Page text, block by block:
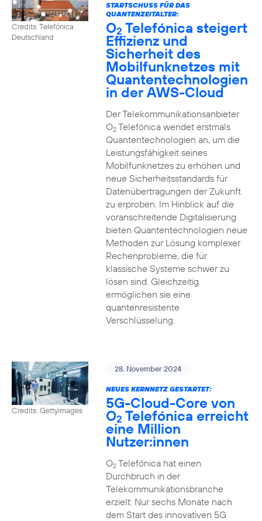
Credits: Telefónica
Deutschland
STARTSCHUSS FÜR DAS
QUANTENZEITALTER:
O2 Telefónica steigert
Effizienz und
Sicherheit des
Mobilfunknetzes mit
Quantentechnologien
in der AWS-Cloud
Der Telekommunikationsanbieter
O2Telefónica wendet erstmals
Quantentechnologien an, um die
Leistungsfähigkeit seines
Mobilfunknetzes zu erhöhen und
neue Sicherheitsstandards für
Datenübertragungen der Zukunft
zu erproben. Im Hinblick auf die
voranschreitende Digitalisierung
bieten Quantentechnologien neue
Methoden zur Lösung komplexer
Rechenprobleme, die für
klassische Systeme schwer zu
lösen sind. Gleichzeitig
ermöglichen sie eine
quantenresistente
Verschlüsselung.
Credits: Gettyimages
28. November 2024
NEUES KERNNETZ GESTARTET:
5G-Cloud-Core von
O2 Telefónica erreicht
eine Million
Nutzer:innen
O2Telefónica hat einen
Durchbruch in der
Telekommunikationsbranche
erzielt: Nur sechs Monate nach
dem Start des innovativen 5G